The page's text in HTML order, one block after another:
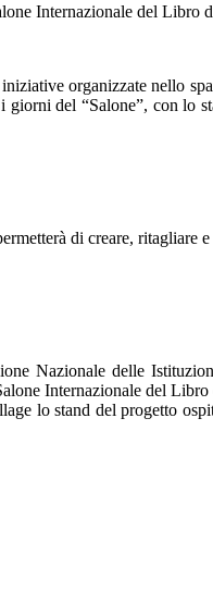
Internazionale del Libro
iniziative organizzate nello
giorni del “Salone”, con lo
di creare,
Nazionale delle
Internazionale del
lo stand del progetto